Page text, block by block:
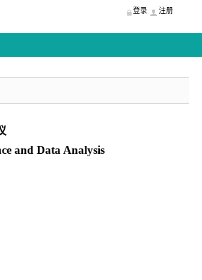
登录 注册
and Data Analysis